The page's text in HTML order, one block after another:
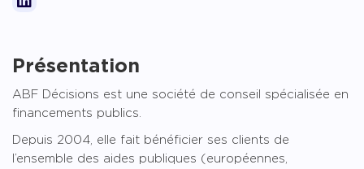
Présentation
ABF Décisions est une société de conseil spécialisée en
financements publics.
Depuis 2004, elle fait bénéficier ses clients de
l’ensemble des aides publiques (européennes,